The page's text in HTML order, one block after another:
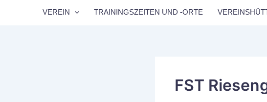
VEREIN TRAININGSZEITEN UND -ORTE
FST